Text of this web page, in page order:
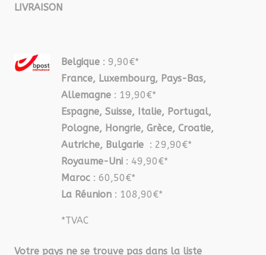
LIVRAISON
Belgique : 9,90€*
France, Luxembourg, Pays-Bas,
Allemagne : 19,90€*
Espagne, Suisse, Italie, Portugal,
Pologne, Hongrie, Grèce, Croatie,
Autriche, Bulgarie : 29,90€*
Royaume-Uni : 49,90€*
Maroc : 60,50€*
La Réunion : 108,90€*
*TVAC
Votre pays ne se trouve pas dans la liste